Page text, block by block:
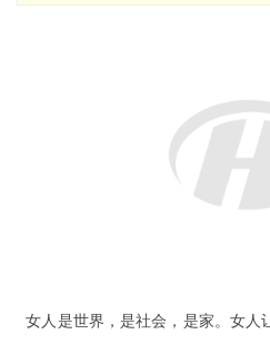
女人是世界，是社会，是家。女人